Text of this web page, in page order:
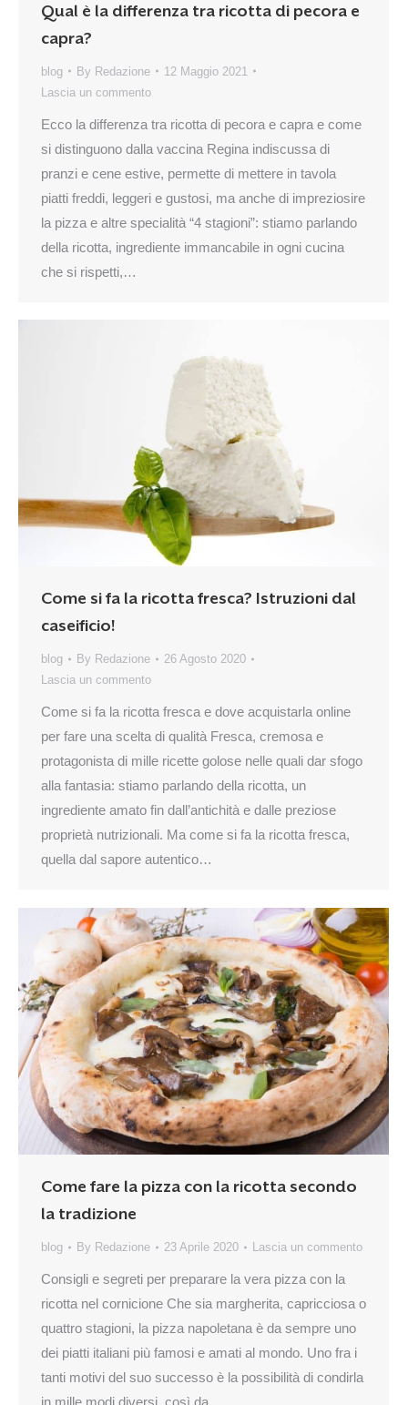
Qual è la differenza tra ricotta di pecora e
capra?
blog By Redazione
12 Maggio 2021
Lascia un commento
Ecco la differenza tra ricotta di pecora e capra e come
si distinguono dalla vaccina Regina indiscussa di
pranzi e cene estive, permette di mettere in tavola
piatti freddi, leggeri e gustosi, ma anche di impreziosire
la pizza e altre specialità “4 stagioni”: stiamo parlando
della ricotta, ingrediente immancabile in ogni cucina
che si rispetti,…
Come si fa la ricotta fresca? Istruzioni dal
caseificio!
blog By Redazione
26 Agosto 2020
Lascia un commento
Come si fa la ricotta fresca e dove acquistarla online
per fare una scelta di qualità Fresca, cremosa e
protagonista di mille ricette golose nelle quali dar sfogo
alla fantasia: stiamo parlando della ricotta, un
ingrediente amato fin dall’antichità e dalle preziose
proprietà nutrizionali. Ma come si fa la ricotta fresca,
quella dal sapore autentico…
Come fare la pizza con la ricotta secondo
la tradizione
blog By Redazione 23 Aprile 2020 Lascia un commento
Consigli e segreti per preparare la vera pizza con la
ricotta nel cornicione Che sia margherita, capricciosa o
quattro stagioni, la pizza napoletana è da sempre uno
dei piatti italiani più famosi e amati al mondo. Uno fra i
tanti motivi del suo successo è la possibilità di condirla